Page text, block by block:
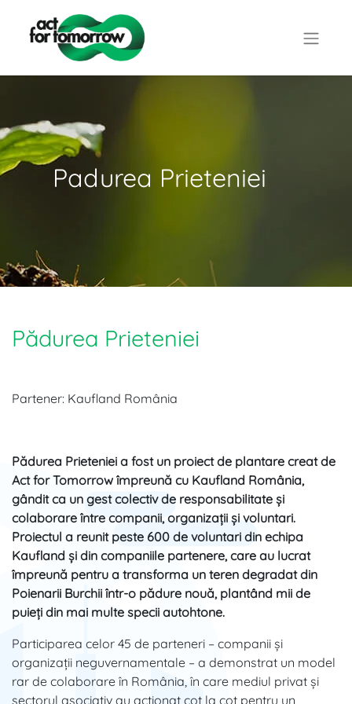
Padurea Prieteniei
Pădurea Prieteniei
Partener: Kaufland România
Pădurea Prieteniei a fost un proiect de plantare creat de
Act for Tomorrow împreună cu Kaufland România,
gândit ca un gest colectiv de responsabilitate și
colaborare între companii, organizații și voluntari.
Proiectul a reunit peste 600 de voluntari din echipa
Kaufland și din companiile partenere, care au lucrat
împreună pentru a transforma un teren degradat din
Poienarii Burchii într-o pădure nouă, plantând mii de
puieți din mai multe specii autohtone.
Participarea celor 45 de parteneri – companii și
organizații neguvernamentale – a demonstrat un model
rar de colaborare în România, în care mediul privat și
sectorul asociativ au acționat cot la cot pentru un